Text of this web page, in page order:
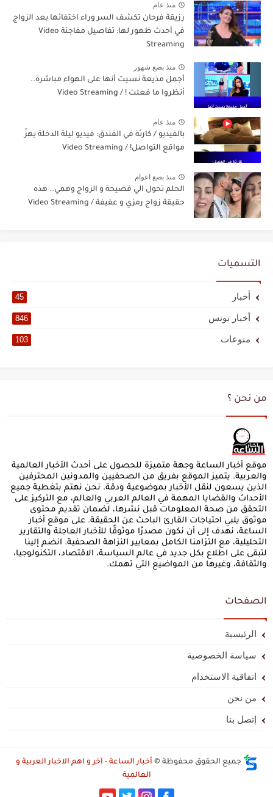
منذ عام
رزيقة فرحان تكشف السر وراء اختفائها بعد الزواج
في أحدث ظهور لها: تفاصيل مفاجئة Video
Streaming
منذ بضع شهور
أجمل مذيعة نسيت أنها على الهواء مباشرة..
أنظروا ما فعلت ! / Video Streaming
منذ عام
بالفيديو / كارثة في الفندق: فيديو ليلة الدخلة يهزّ
مواقع التواصل! / Video Streaming
منذ بضع اعوام
الحلم تحول الي فضيحة و الزواج وهمي.. هذه
حقيقة زواج رمزي و عفيفة / Video Streaming
التسميات
أخبار 45
أخبار تونس 846
منوعات 103
من نحن ؟
موقع أخبار الساعة وجهة متميزة للحصول على أحدث الأخبار العالمية
والعربية. يتميز الموقع بفريق من الصحفيين والمدونين المحترفين
الذين يسعون لنقل الأخبار بموضوعية ودقة. نحن نهتم بتغطية جميع
الأحداث والقضايا المهمة في العالم العربي والعالم، مع التركيز على
التحقق من صحة المعلومات قبل نشرها، لضمان تقديم محتوى
موثوق يلبي احتياجات القارئ الباحث عن الحقيقة. على موقع أخبار
الساعة، نهدف إلى أن نكون مصدرًا موثوقًا للأخبار العاجلة والتقارير
التحليلية، مع التزامنا الكامل بمعايير النزاهة الصحفية. انضم إلينا
لتبقى على اطلاع بكل جديد في عالم السياسة، الاقتصاد، التكنولوجيا،
والثقافة، وغيرها من المواضيع التي تهمك.
الصفحات
الرئيسية
سياسة الخصوصية
اتفاقية الاستخدام
من نحن
إتصل بنا
جميع الحقوق محفوظة © أخبار الساعة - آخر و اهم الاخبار العربية و
العالمية